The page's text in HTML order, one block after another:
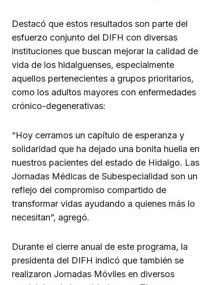
Destacó que estos resultados son parte del
esfuerzo conjunto del DIFH con diversas
instituciones que buscan mejorar la calidad de
vida de los hidalguenses, especialmente
aquellos pertenecientes a grupos prioritarios,
como los adultos mayores con enfermedades
crónico-degenerativas:
“Hoy cerramos un capítulo de esperanza y
solidaridad que ha dejado una bonita huella en
nuestros pacientes del estado de Hidalgo. Las
Jornadas Médicas de Subespecialidad son un
reflejo del compromiso compartido de
transformar vidas ayudando a quienes más lo
necesitan”, agregó.
Durante el cierre anual de este programa, la
presidenta del DIFH indicó que también se
realizaron Jornadas Móviles en diversos